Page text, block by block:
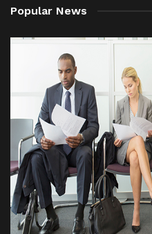
Popular News